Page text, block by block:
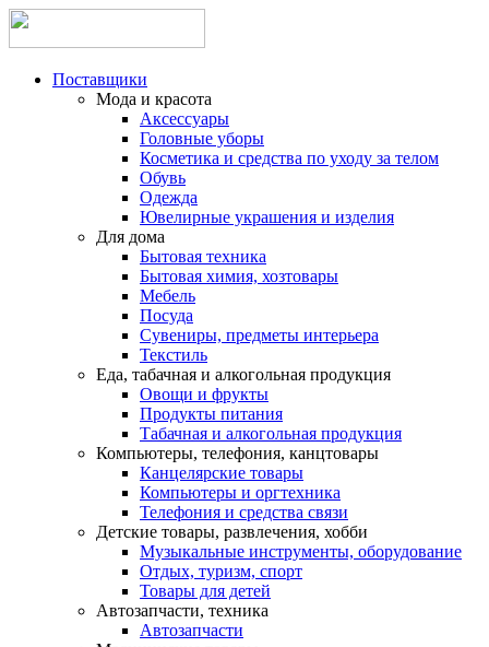
Поставщики
Мода и красота
Аксессуары
Головные уборы
Косметика и средства по уходу за телом
Обувь
Одежда
Ювелирные украшения и изделия
Для дома
Бытовая техника
Бытовая химия, хозтовары
Мебель
Посуда
Сувениры, предметы интерьера
Текстиль
Еда, табачная и алкогольная продукция
Овощи и фрукты
Продукты питания
Табачная и алкогольная продукция
Компьютеры, телефония, канцтовары
Канцелярские товары
Компьютеры и оргтехника
Телефония и средства связи
Детские товары, развлечения, хобби
Музыкальные инструменты, оборудование
Отдых, туризм, спорт
Товары для детей
Автозапчасти, техника
Автозапчасти